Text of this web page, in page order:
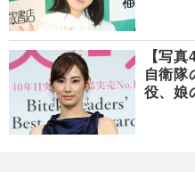
【写
自衛
役、娘